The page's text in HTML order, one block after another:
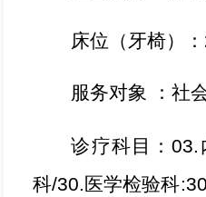
床位（牙椅）：
服务对象 ：社
诊疗科目：03.
科/30.医学检验科